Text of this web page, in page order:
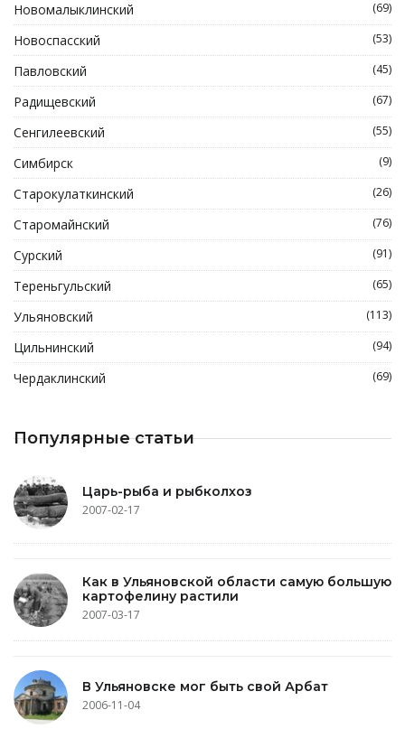
Новомалыклинский (69)
Новоспасский (53)
Павловский (45)
Радищевский (67)
Сенгилеевский (55)
Симбирск (9)
Старокулаткинский (26)
Старомайнский (76)
Сурский (91)
Тереньгульский (65)
Ульяновский (113)
Цильнинский (94)
Чердаклинский (69)
Популярные статьи
Царь-рыба и рыбколхоз
2007-02-17
Как в Ульяновской области самую большую
картофелину растили
2007-03-17
В Ульяновске мог быть свой Арбат
2006-11-04